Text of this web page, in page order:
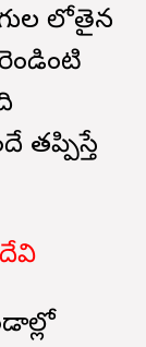
లోతైన
తప్పిస్తే